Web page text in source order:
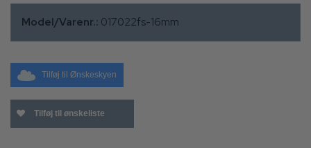
Model/Varenr.: 017022fs-16mm
Tilføj til Ønskeskyen
Tilføj til ønskeliste